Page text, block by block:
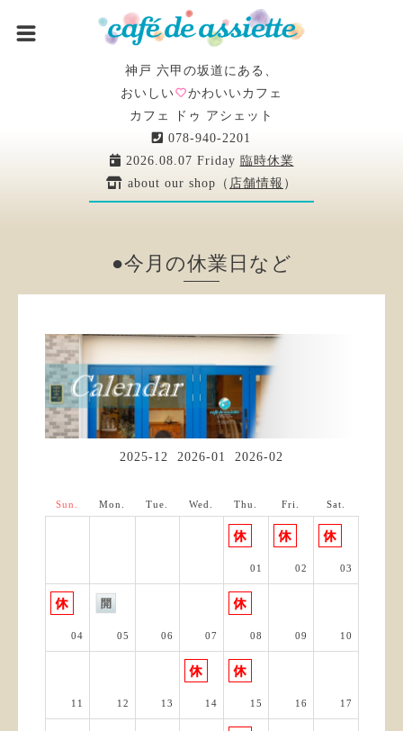
神戸 六甲の坂道にある、
おいしい
かわいいカフェ
カフェ ドゥ アシェット
078-940-2201
2026.08.07 Friday 臨時休業
about our shop（ 店舗情報 ）
●今月の休業日など
2025-12 2026-01 2026-02
Sun. Mon. Tue. Wed. Thu. Fri. Sat.
01 02 03
04 05 06 07 08 09 10
11 12 13 14 15 16 17